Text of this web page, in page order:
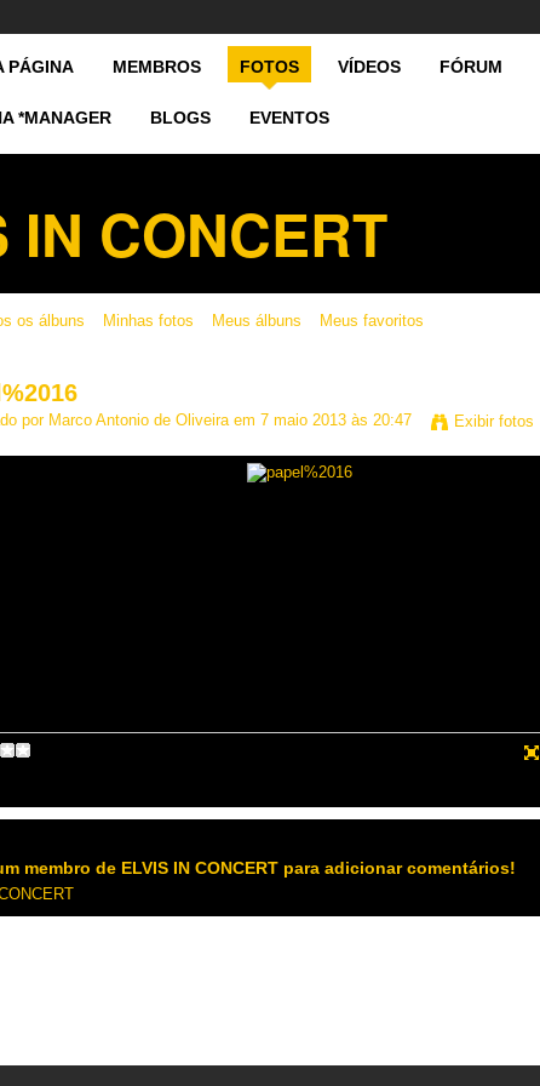
PÁGINA MEMBROS FOTOS VÍDEOS FÓRUM
*MANAGER BLOGS EVENTOS
IN CONCERT
os álbuns Minhas fotos Meus álbuns Meus favoritos
por Marco Antonio de Oliveiraem 7 maio 2013 às 20:47 Exibir fotos
membro de ELVIS IN CONCERT para adicionar comentários!